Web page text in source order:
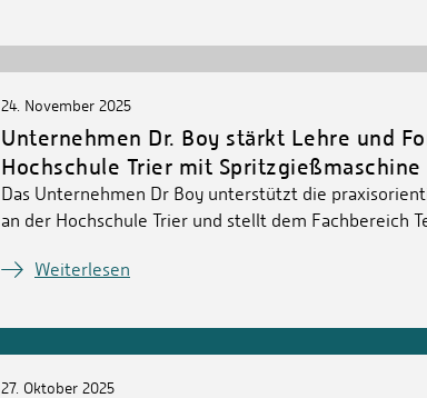
24. November 2025
Unternehmen Dr. Boy stärkt Lehre und
Hochschule Trier mit Spritzgießmaschine
Das Unternehmen Dr Boy unterstützt die
an der Hochschule Trier und stellt dem Fachbereich
Weiterlesen
27. Oktober 2025